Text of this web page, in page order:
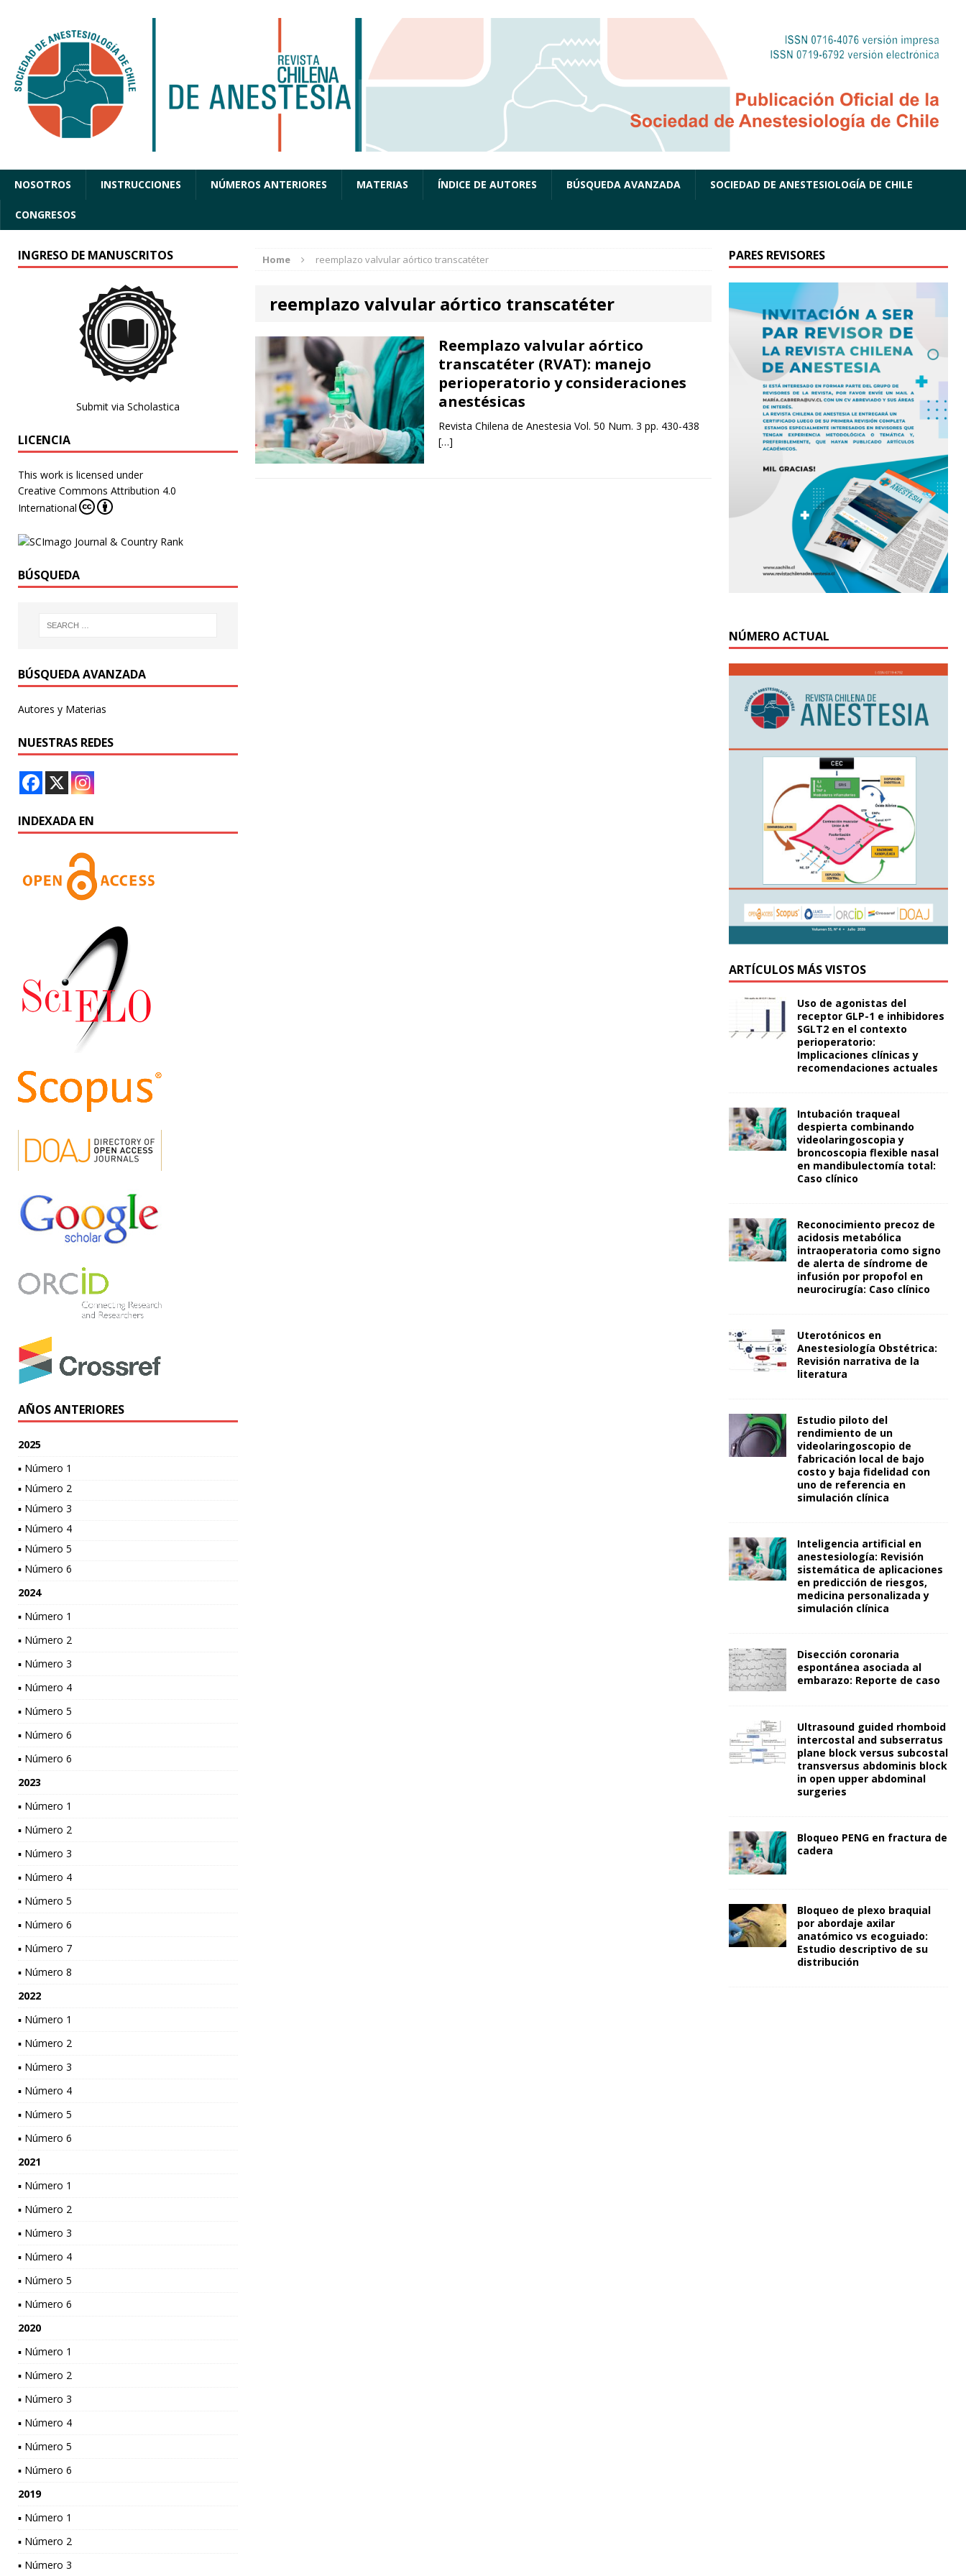
NOSOTROS INSTRUCCIONES NÚMEROS ANTERIORES MATERIAS ÍNDICE DE AUTORES BÚSQUEDA AVANZADA SOCIEDAD DE ANESTESIOLOGÍA DE CHILE
CONGRESOS
Home reemplazo valvular aórtico transcatéter
reemplazo valvular aórtico transcatéter
Reemplazo valvular aórtico
transcatéter (RVAT): manejo
perioperatorio y consideraciones
anestésicas
Revista Chilena de Anestesia Vol. 50 Num. 3 pp. 430-438
[…]
INGRESO DE MANUSCRITOS
Submit via Scholastica
LICENCIA
This work is licensed under
Creative Commons Attribution 4.0
International
BÚSQUEDA
BÚSQUEDA AVANZADA
Autores y Materias
NUESTRAS REDES
INDEXADA EN
AÑOS ANTERIORES
2025
▪ Número 1
▪ Número 2
▪ Número 3
▪ Número 4
▪ Número 5
▪ Número 6
2024
▪ Número 1
▪ Número 2
▪ Número 3
▪ Número 4
▪ Número 5
▪ Número 6
▪ Número 6
2023
▪ Número 1
▪ Número 2
▪ Número 3
▪ Número 4
▪ Número 5
▪ Número 6
▪ Número 7
▪ Número 8
2022
▪ Número 1
▪ Número 2
▪ Número 3
▪ Número 4
▪ Número 5
▪ Número 6
2021
▪ Número 1
▪ Número 2
▪ Número 3
▪ Número 4
▪ Número 5
▪ Número 6
2020
▪ Número 1
▪ Número 2
▪ Número 3
▪ Número 4
▪ Número 5
▪ Número 6
2019
▪ Número 1
▪ Número 2
▪ Número 3
PARES REVISORES
NÚMERO ACTUAL
ARTÍCULOS MÁS VISTOS
Uso de agonistas del
receptor GLP-1 e inhibidores
SGLT2 en el contexto
perioperatorio:
Implicaciones clínicas y
recomendaciones actuales
Intubación traqueal
despierta combinando
videolaringoscopia y
broncoscopia flexible nasal
en mandibulectomía total:
Caso clínico
Reconocimiento precoz de
acidosis metabólica
intraoperatoria como signo
de alerta de síndrome de
infusión por propofol en
neurocirugía: Caso clínico
Uterotónicos en
Anestesiología Obstétrica:
Revisión narrativa de la
literatura
Estudio piloto del
rendimiento de un
videolaringoscopio de
fabricación local de bajo
costo y baja fidelidad con
uno de referencia en
simulación clínica
Inteligencia artificial en
anestesiología: Revisión
sistemática de aplicaciones
en predicción de riesgos,
medicina personalizada y
simulación clínica
Disección coronaria
espontánea asociada al
embarazo: Reporte de caso
Ultrasound guided rhomboid
intercostal and subserratus
plane block versus subcostal
transversus abdominis block
in open upper abdominal
surgeries
Bloqueo PENG en fractura de
cadera
Bloqueo de plexo braquial
por abordaje axilar
anatómico vs ecoguiado:
Estudio descriptivo de su
distribución